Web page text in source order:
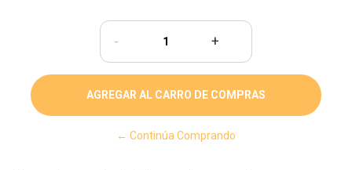
- +
← Continúa Comprando